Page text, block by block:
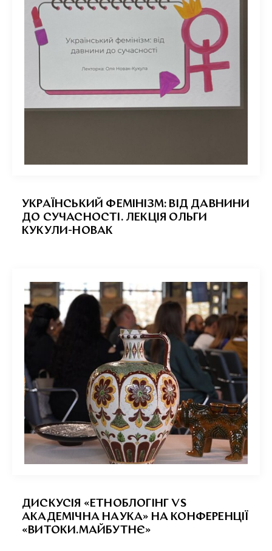
УКРАЇНСЬКИЙ ФЕМІНІЗМ: ВІД ДАВНИНИ
ДО СУЧАСНОСТІ. ЛЕКЦІЯ ОЛЬГИ
КУКУЛИ-НОВАК
ДИСКУСІЯ «ЕТНОБЛОГІНГ VS
АКАДЕМІЧНА НАУКА» НА КОНФЕРЕНЦІЇ
«ВИТОКИ.МАЙБУТНЄ»